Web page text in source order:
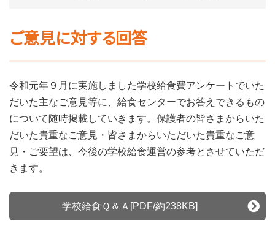
ご意見に対する回答
令和元年９月に実施しました学校給食費アンケートでいた
だいた主なご意見等に、給食センターでお答えできるもの
について随時掲載していきます。保護者の皆さまからいた
だいた貴重なご意見・皆さまからいただいた貴重なご意
見・ご要望は、今後の学校給食運営の参考とさせていただ
きます。
学校給食Ｑ＆Ａ[PDF/約238KB]